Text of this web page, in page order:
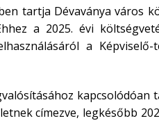
tartja Dévaványa város
a 2025. évi
a Képviselő-
kapcsolódóan
címezve, legkésőbb